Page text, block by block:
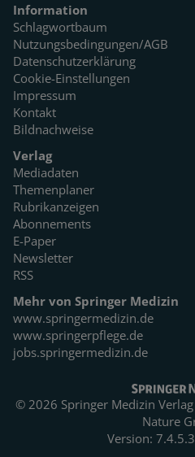
Information
Schlagwortbaum
Nutzungsbedingungen/AGB
Datenschutzerklärung
Cookie-Einstellungen
Impressum
Kontakt
Bildnachweise
Verlag
Mediadaten
Themenplaner
Rubrikanzeigen
Abonnements
E-Paper
Newsletter
RSS
Mehr von Springer Medizin
www.springermedizin.de
www.springerpflege.de
jobs.springermedizin.de
© 2026 Springer Medizin
Nature
Version: